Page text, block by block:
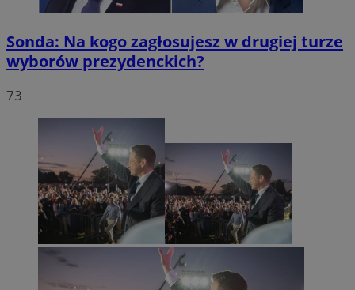
Sonda: Na kogo zagłosujesz w drugiej turze
wyborów prezydenckich?
73